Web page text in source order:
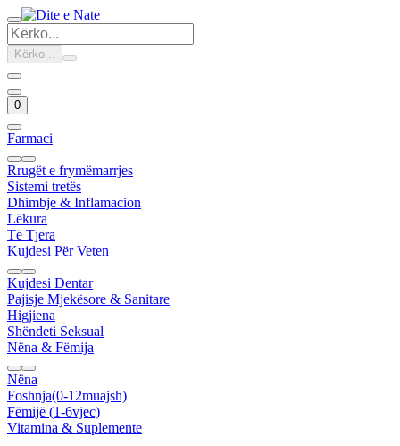
Kërko...
0
Farmaci
Rrugët e frymëmarrjes
Sistemi tretës
Dhimbje & Inflamacion
Lëkura
Të Tjera
Kujdesi Për Veten
Kujdesi Dentar
Pajisje Mjekësore & Sanitare
Higjiena
Shëndeti Seksual
Nëna & Fëmija
Nëna
Foshnja(0-12muajsh)
Fëmijë (1-6vjec)
Vitamina & Suplemente